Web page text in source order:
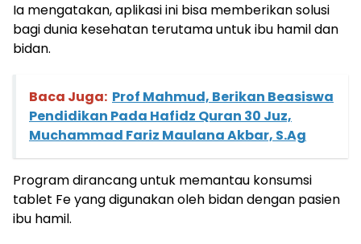
Ia mengatakan, aplikasi ini bisa memberikan solusi
bagi dunia kesehatan terutama untuk ibu hamil dan
bidan.
Baca Juga: Prof Mahmud, Berikan Beasiswa
Pendidikan Pada Hafidz Quran 30 Juz,
Muchammad Fariz Maulana Akbar, S.Ag
Program dirancang untuk memantau konsumsi
tablet Fe yang digunakan oleh bidan dengan pasien
ibu hamil.